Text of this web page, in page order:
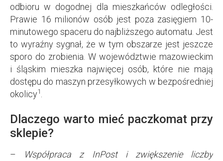
odbioru w dogodnej dla mieszkańców odległości.
Prawie 16 milionów osób jest poza zasięgiem 10-
minutowego spaceru do najbliższego automatu. Jest
to wyraźny sygnał, że w tym obszarze jest jeszcze
sporo do zrobienia. W województwie mazowieckim
i śląskim mieszka najwięcej osób, które nie mają
dostępu do maszyn przesyłkowych w bezpośredniej
okolicy1
Dlaczego warto mieć paczkomat przy
sklepie?
–
Współpraca z InPost i zwiększenie liczby